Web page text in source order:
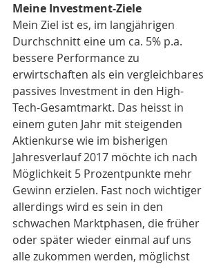
Meine Investment-Ziele
Mein Ziel ist es, im langjährigen
Durchschnitt eine um ca. 5% p.a.
bessere Performance zu
erwirtschaften als ein vergleichbares
passives Investment in den High-
Tech-Gesamtmarkt. Das heisst in
einem guten Jahr mit steigenden
Aktienkurse wie im bisherigen
Jahresverlauf 2017 möchte ich nach
Möglichkeit 5 Prozentpunkte mehr
Gewinn erzielen. Fast noch wichtiger
allerdings wird es sein in den
schwachen Marktphasen, die früher
oder später wieder einmal auf uns
alle zukommen werden, möglichst